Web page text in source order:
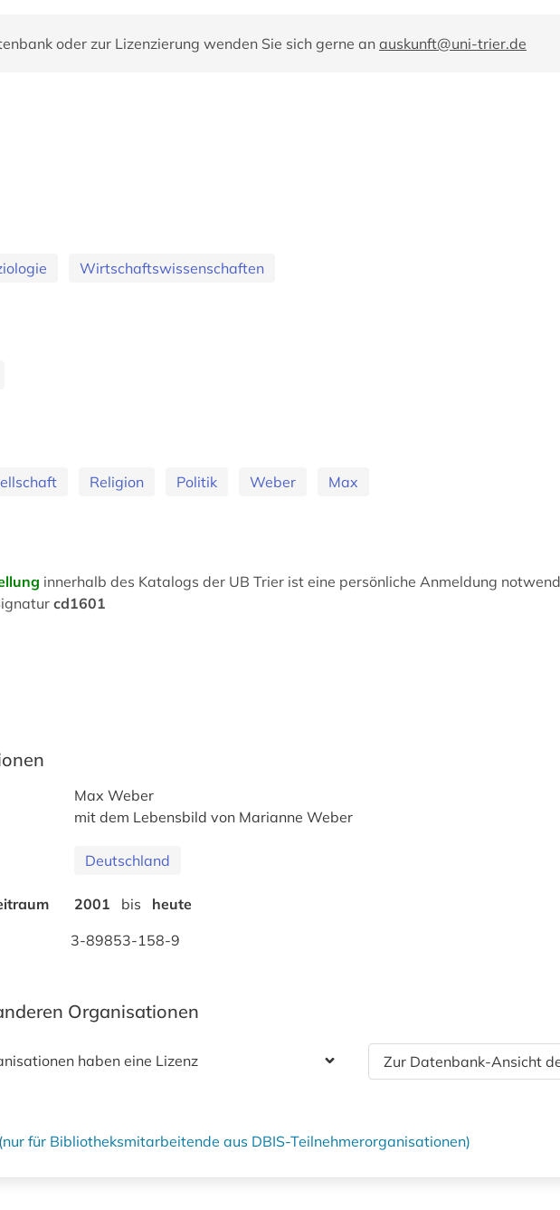
oder zur Lizenzierung wenden Sie sich gerne an auskunft@uni-trier.de
Wirtschaftswissenschaften
Religion Politik Weber Max
innerhalb des Katalogs der UB Trier ist eine persönliche Anmeldung
cd1601
Max Weber
mit dem Lebensbild von Marianne Weber
Deutschland
2001 bis
heute
3-89853-158-9
Organisationen
haben eine Lizenz Zur Datenbank-Ansicht
für Bibliotheksmitarbeitende aus DBIS-Teilnehmerorganisationen)